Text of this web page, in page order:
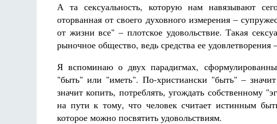
А та сексуальность, которую нам навязывают
оторванная от своего духовного измерения –
от жизни все" – плотское удовольствие. Такая
рыночное общество, ведь средства ее удовлетворения
Я вспоминаю о двух парадигмах,
"быть" или "иметь". По-христиански "быть" –
значит копить, потреблять, угождать собственному
на пути к тому, что человек считает истинным
которое можно посвятить удовольствиям.